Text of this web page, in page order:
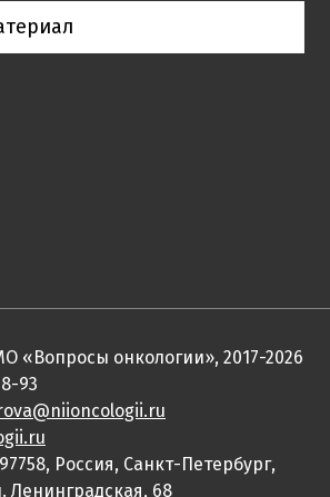
«Вопросы онкологии», 2017-2026
93
Россия, Санкт-Петербург,
Ленинградская, 68